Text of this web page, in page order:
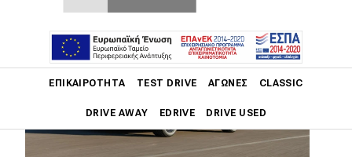
ΕΠΙΚΑΙΡΌΤΗΤΑ TEST DRIVE ΑΓΏΝΕΣ CLASSIC
DRIVE AWAY EDRIVE DRIVE USED